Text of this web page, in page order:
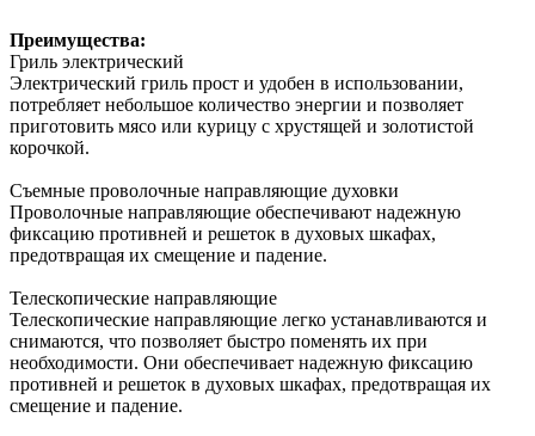
Преимущества:
Гриль электрический
Электрический гриль прост и удобен в использовании,
потребляет небольшое количество энергии и позволяет
приготовить мясо или курицу с хрустящей и золотистой
корочкой.
Съемные проволочные направляющие духовки
Проволочные направляющие обеспечивают надежную
фиксацию противней и решеток в духовых шкафах,
предотвращая их смещение и падение.
Телескопические направляющие
Телескопические направляющие легко устанавливаются и
снимаются, что позволяет быстро поменять их при
необходимости. Они обеспечивает надежную фиксацию
противней и решеток в духовых шкафах, предотвращая их
смещение и падение.